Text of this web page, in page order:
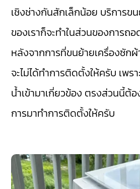
เชิงช่างกันสักเล็กน้อย บริการข
ของเราก็จะทำในส่วนของการถ
หลังจากการที่ขนย้ายเครื่องซัก
จะไม่ได้ทำการติดตั้งให้ครับ เพร
น้ำเข้ามาเกี่ยวข้อง ตรงส่วนนี้ต้
การมาทำการติดตั้งให้ครับ